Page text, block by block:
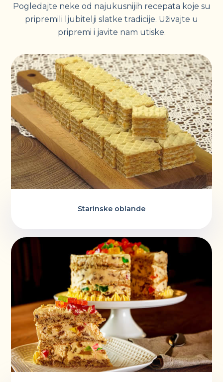
Pogledajte neke od najukusnijih recepata koje su
pripremili ljubitelji slatke tradicije. Uživajte u
pripremi i javite nam utiske.
Starinske oblande